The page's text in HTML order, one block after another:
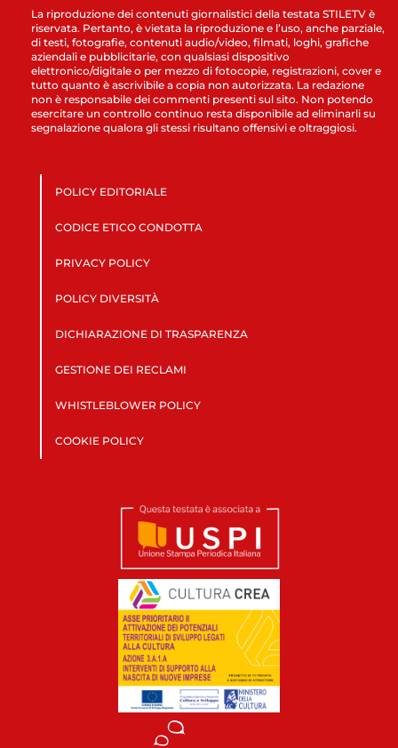
La riproduzione dei contenuti giornalistici della testata STILETV è
riservata. Pertanto, è vietata la riproduzione e l’uso, anche parziale,
di testi, fotografie, contenuti audio/video, filmati, loghi, grafiche
aziendali e pubblicitarie, con qualsiasi dispositivo
elettronico/digitale o per mezzo di fotocopie, registrazioni, cover e
tutto quanto è ascrivibile a copia non autorizzata. La redazione
non è responsabile dei commenti presenti sul sito. Non potendo
esercitare un controllo continuo resta disponibile ad eliminarli su
segnalazione qualora gli stessi risultano offensivi e oltraggiosi.
POLICY EDITORIALE
CODICE ETICO CONDOTTA
PRIVACY POLICY
POLICY DIVERSITÀ
DICHIARAZIONE DI TRASPARENZA
GESTIONE DEI RECLAMI
WHISTLEBLOWER POLICY
COOKIE POLICY